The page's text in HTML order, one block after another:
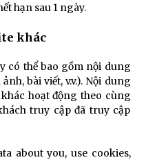
hạn sau 1 ngày.
khác
có thể bao gồm nội dung
bài viết, v.v.). Nội dung
hoạt động theo cùng
truy cập đã truy cập
about you, use cookies,